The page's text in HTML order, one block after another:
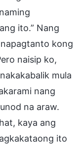
ito.” Nang
kong
naisip ko,
mula
nang
na araw.
kaya ang
ito